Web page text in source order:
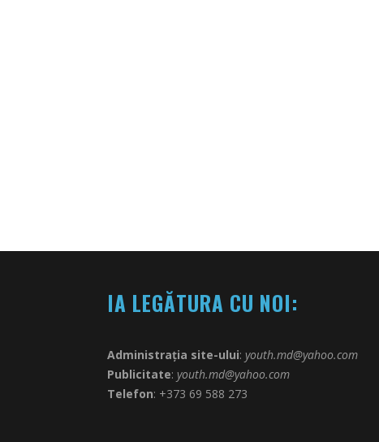
IA LEGĂTURA CU NOI:
Administrația site-ului: youth.md@yahoo.com
Publicitate: youth.md@yahoo.com
Telefon: +373 69 588 273